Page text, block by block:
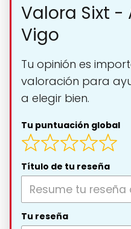
Valora Sixt -
Vigo
Tu opinión es
valoración para
a elegir bien.
Tu puntuación global
Título de tu reseña
Tu reseña